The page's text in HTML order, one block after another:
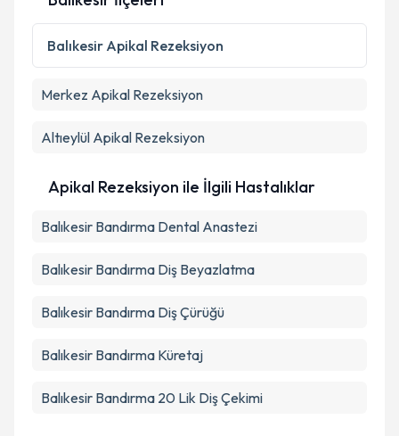
Kişisel verilerimin işlenmesine ilişkinAydınlatma
Metni
'ni okudum ve kişisel verilerimin belirtilen
kapsamda işlenmesini kabul ediyorum.
Balıkesir Apikal Rezeksiyon
Merkez Apikal Rezeksiyon
Altıeylül Apikal Rezeksiyon
Apikal Rezeksiyon ile İlgili Hastalıklar
Balıkesir Bandırma Dental Anastezi
Balıkesir Bandırma Diş Beyazlatma
Balıkesir Bandırma Diş Çürüğü
Balıkesir Bandırma Küretaj
Balıkesir Bandırma 20 Lik Diş Çekimi